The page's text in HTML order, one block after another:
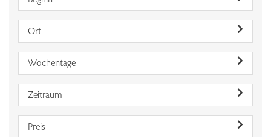
Ort
Wochentage
Zeitraum
Preis